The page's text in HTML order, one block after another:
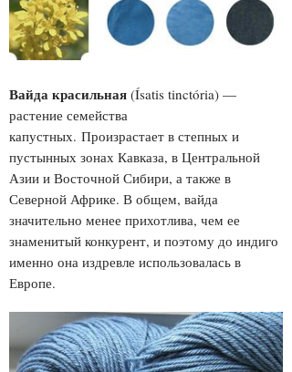
Вайда красильная (Ísatis tinctória) —
растение семейства
капустных. Произрастает в степных и
пустынных зонах Кавказа, в Центральной
Азии и Восточной Сибири, а также в
Северной Африке. В общем, вайда
значительно менее прихотлива, чем ее
знаменитый конкурент, и поэтому до индиго
именно она издревле использовалась в
Европе.